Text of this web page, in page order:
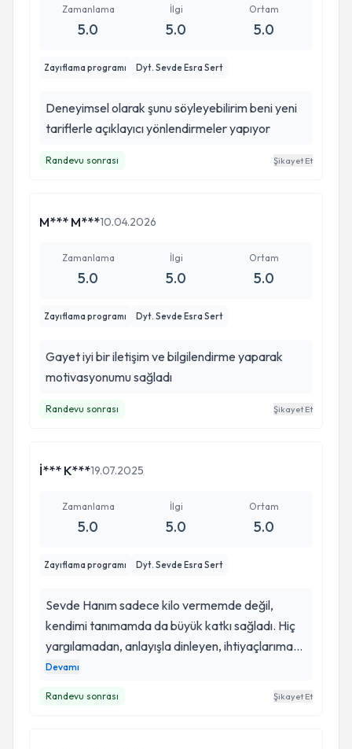
Zamanlama
5.0
İlgi
5.0
Ortam
5.0
Zayıflama programı Dyt. Sevde Esra Sert
Deneyimsel olarak şunu söyleyebilirim beni yeni
tariflerle açıklayıcı yönlendirmeler yapıyor
Randevu sonrası Şikayet Et
M*** M***10.04.2026
Zamanlama
5.0
İlgi
5.0
Ortam
5.0
Zayıflama programı Dyt. Sevde Esra Sert
Gayet iyi bir iletişim ve bilgilendirme yaparak
motivasyonumu sağladı
Randevu sonrası Şikayet Et
İ*** K***19.07.2025
Zamanlama
5.0
İlgi
5.0
Ortam
5.0
Zayıflama programı Dyt. Sevde Esra Sert
Sevde Hanım sadece kilo vermemde değil,
kendimi tanımamda da büyük katkı sağladı. Hiç
yargılamadan, anlayışla dinleyen, ihtiyaçlarıma
göre yönlendiren harika bir uzman.Bilgisi,
Devamı
Randevu sonrası Şikayet Et